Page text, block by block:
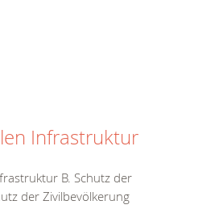
Infrastruktur
B. Schutz der
der Zivilbevölkerung